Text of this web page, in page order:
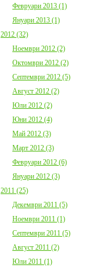
Февруари 2013 (1)
Януари 2013 (1)
2012 (32)
Ноември 2012 (2)
Октомври 2012 (2)
Септември 2012 (5)
Август 2012 (2)
Юли 2012 (2)
Юни 2012 (4)
Май 2012 (3)
Март 2012 (3)
Февруари 2012 (6)
Януари 2012 (3)
2011 (25)
Декември 2011 (5)
Ноември 2011 (1)
Септември 2011 (5)
Август 2011 (2)
Юли 2011 (1)